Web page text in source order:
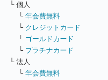
└ 個人
└ 年会費無料
└ クレジットカード
└ ゴールドカード
└ プラチナカード
└ 法人
└ 年会費無料